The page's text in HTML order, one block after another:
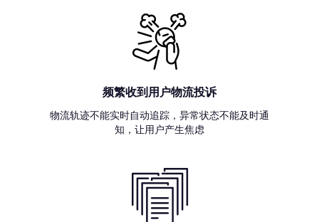
频繁收到用户物流投诉
物流轨迹不能实时自动追踪，异常状态不能及时通
知，让用户产生焦虑